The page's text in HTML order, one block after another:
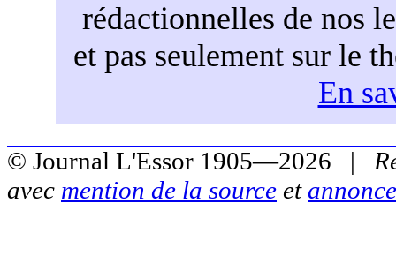
rédactionnelles de nos
et pas seulement sur le
En
© Journal L'Essor 1905—2026 |
avec mention de la source et